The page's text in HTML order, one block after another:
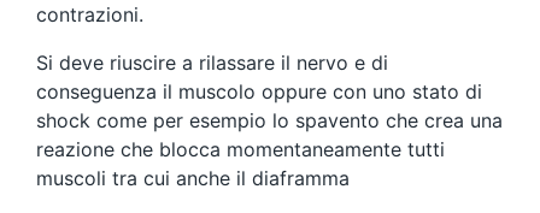
contrazioni.
Si deve riuscire a rilassare il nervo e di
conseguenza il muscolo oppure con uno stato di
shock come per esempio lo spavento che crea una
reazione che blocca momentaneamente tutti
muscoli tra cui anche il diaframma